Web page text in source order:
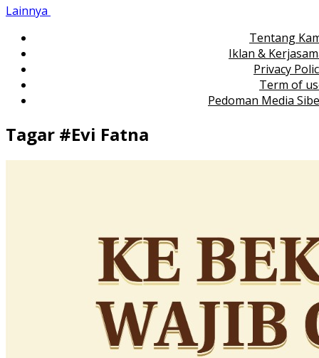
Lainnya
Tentang
Iklan &
Privacy
Term of
Pedoman Media
Tagar #Evi Fatna